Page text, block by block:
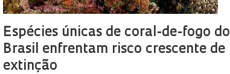
Espécies únicas de coral-de-fogo do
Brasil enfrentam risco crescente de
extinção